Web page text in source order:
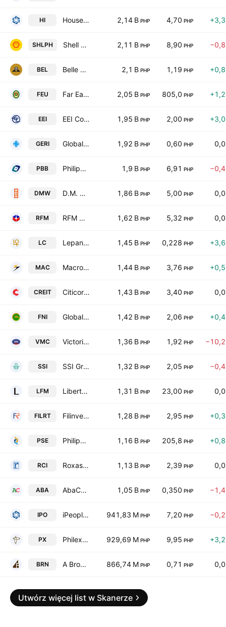
HI House of Investments, Inc. 2,14 B PHP 4,70 PHP
SHLPH Shell Pilipinas Corporation 2,11 B PHP 8,90 PHP
BEL Belle Corp. 2,1 B PHP 1,19 PHP
FEU Far Eastern University, Incorporated 2,05 B PHP 805,0 PHP
EEI EEI Corporation 1,95 B PHP 2,00 PHP
GERI Global-Estate Resorts, Inc. 1,92 B PHP 0,60 PHP
PBB Philippine Business Bank 1,9 B PHP 6,91 PHP
DMW D.M. Wenceslao & Associates, Inc. 1,86 B PHP 5,00 PHP
RFM RFM Corporation 1,62 B PHP 5,32 PHP
LC Lepanto Consolidated Mining Co Class A 1,45 B PHP 0,228 PHP
MAC MacroAsia Corp. 1,44 B PHP 3,76 PHP
CREIT Citicore Energy REIT Corp 1,43 B PHP 3,40 PHP
FNI Global Ferronickel Holdings, Inc. 1,42 B PHP 2,06 PHP
VMC Victorias Milling Co., Inc. 1,36 B PHP 1,92 PHP
SSI SSI Group, Inc. 1,32 B PHP 2,05 PHP
LFM Liberty Flour Mills Inc. 1,31 B PHP 23,00 PHP
FILRT Filinvest REIT Corp 1,28 B PHP 2,95 PHP
PSE Philippine Stock Exchange, Inc. 1,16 B PHP 205,8 PHP
RCI Roxas and Co. Inc. 1,13 B PHP 2,39 PHP
ABA AbaCore Capital Holdings Inc 1,05 B PHP 0,350 PHP
IPO iPeople Inc. 941,83 M PHP 7,20 PHP
PX Philex Mining Corp. 929,69 M PHP 9,95 PHP
BRN A Brown Co., Inc. 866,74 M PHP 0,71 PHP
Utwórz więcej list w Skanerze